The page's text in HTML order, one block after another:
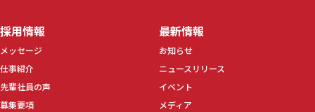
採用情報
メッセージ
仕事紹介
先輩社員の声
募集要項
最新情報
お知らせ
ニュースリリース
イベント
メディア